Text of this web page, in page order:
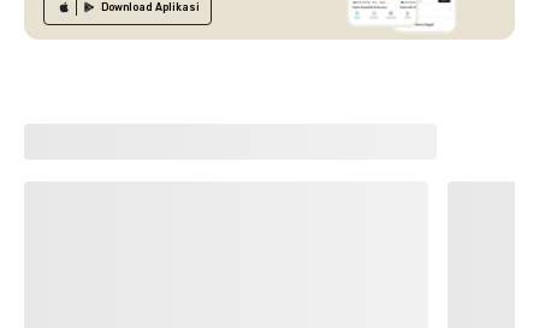
Download Aplikasi